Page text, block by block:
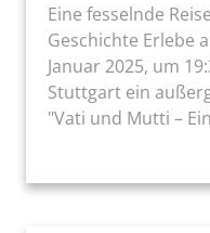
Eine fesselnde
Geschichte Erlebe
Januar 2025, um
Stuttgart ein
"Vati und Mutti –